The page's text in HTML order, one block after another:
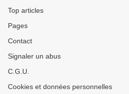
Top articles
Pages
Contact
Signaler un abus
C.G.U.
Cookies et données personnelles